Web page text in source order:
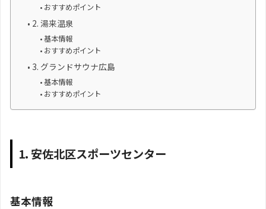
おすすめポイント
2. 湯来温泉
基本情報
おすすめポイント
3. グランドサウナ広島
基本情報
おすすめポイント
1. 安佐北区スポーツセンター
基本情報